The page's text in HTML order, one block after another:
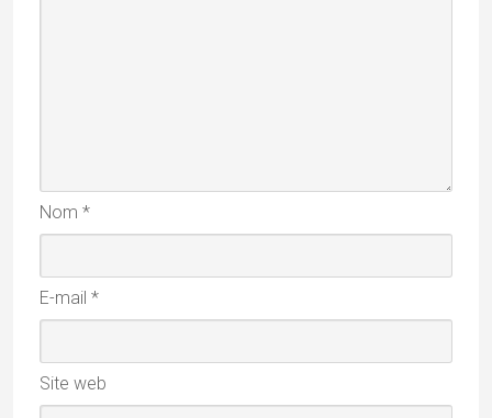
Nom *
E-mail *
Site web